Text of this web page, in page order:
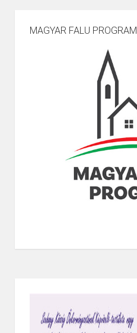
MAGYAR FALU PROGRAM